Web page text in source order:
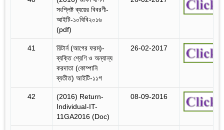
সংশ্লিষ্ট ব্যয়ের বিবরণী-
আইটি-১০বিবি২০১৬
(pdf)
41
রিটার্ন (আগের ফরম)-
ব্যক্তি শ্রেণি ও অন্যান্য
করদাতা (কোম্পানি
ব্যতীত) আইটি-১১গ
26-02-2017
42
(2016) Return-
Individual-IT-
11GA2016 (Doc)
08-09-2016